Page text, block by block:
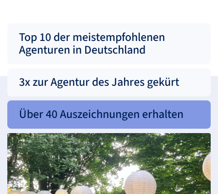
Top 10 der meistempfohlenen
Agenturen in Deutschland
3x zur Agentur des Jahres gekürt
Über 40 Auszeichnungen erhalten